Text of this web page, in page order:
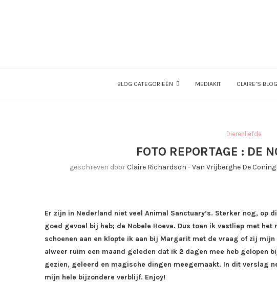
BLOG CATEGORIEËN MEDIAKIT CLAIRE’S
Dierenliefde
FOTO REPORTAGE : DE
geschreven doorClaire Richardson - Van Vrijberghe De
Er zijn in Nederland niet veel Animal Sanctuary’s. Sterker nog, op
goed gevoel bij heb; de Nobele Hoeve. Dus toen ik vastliep met
schoenen aan en klopte ik aan bij Margarit met de vraag of zij
alweer ruim een maand geleden dat ik 2 dagen mee heb gelopen
gezien, geleerd en magische dingen meegemaakt. In dit verslag
mijn hele bijzondere verblijf. Enjoy!